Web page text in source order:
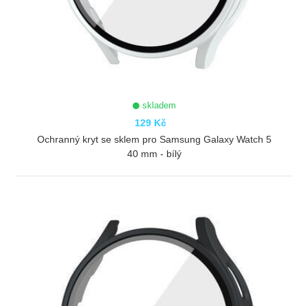
skladem
129 Kč
Ochranný kryt se sklem pro Samsung Galaxy Watch 5
40 mm - bílý